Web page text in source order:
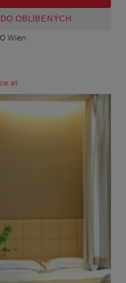
OBLÍBENÝCH
Wien